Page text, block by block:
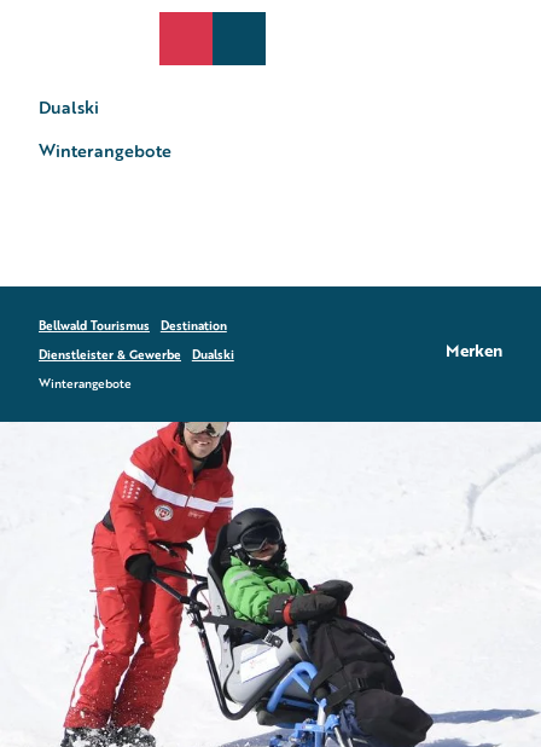
Dualski
Winterangebote
Bellwald Tourismus
Destination
Dienstleister & Gewerbe
Dualski
Winterangebote
Merken